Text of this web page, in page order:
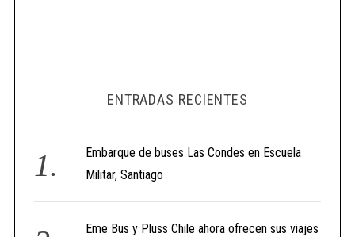
ENTRADAS RECIENTES
Embarque de buses Las Condes en Escuela
Militar, Santiago
Eme Bus y Pluss Chile ahora ofrecen sus viajes